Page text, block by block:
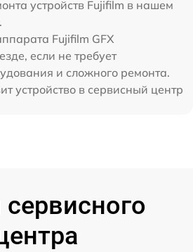
устройств Fujifilm в нашем
Fujifilm GFX
если не требует
и сложного ремонта.
устройство в сервисный центр